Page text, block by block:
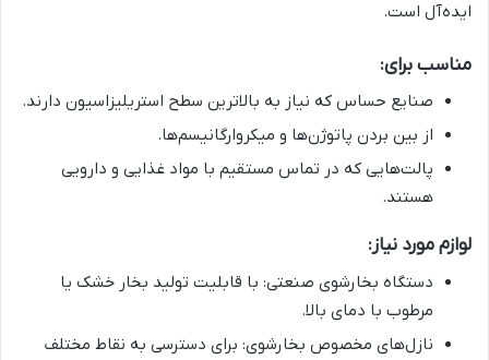
ایده‌آل است.
مناسب برای:
صنایع حساس که نیاز به بالاترین سطح استریلیزاسیون دارند.
از بین بردن پاتوژن‌ها و میکروارگانیسم‌ها.
پالت‌هایی که در تماس مستقیم با مواد غذایی و دارویی
هستند.
لوازم مورد نیاز:
دستگاه بخارشوی صنعتی: با قابلیت تولید بخار خشک یا
مرطوب با دمای بالا.
نازل‌های مخصوص بخارشوی: برای دسترسی به نقاط مختلف